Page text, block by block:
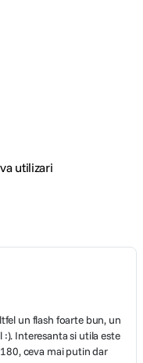
utilizari
un flash foarte bun, un
Interesanta si utila este
ceva mai putin dar